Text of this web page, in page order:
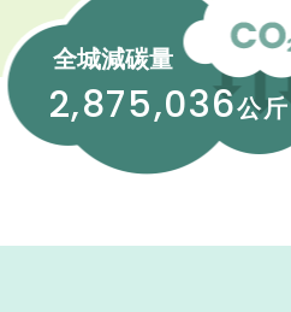
全城減碳量
2,875,036公斤